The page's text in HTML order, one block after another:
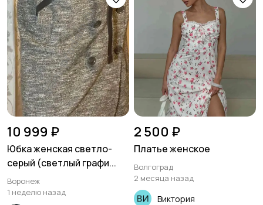
10 999 ₽
Юбка женская светло-
серый (светлый графи...
Воронеж
1 неделю назад
2 500 ₽
Платье женское
Волгоград
2 месяца назад
Виктория